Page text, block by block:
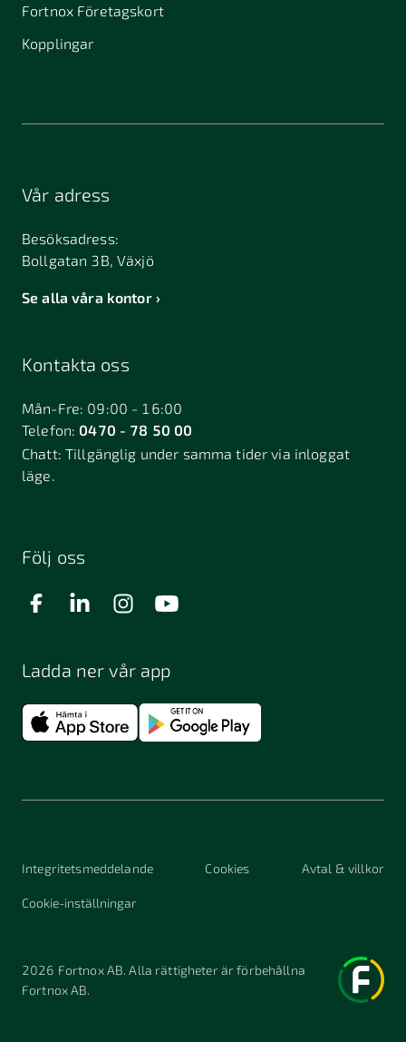
Fortnox Företagskort
Kopplingar
Vår adress
Besöksadress:
Bollgatan 3B, Växjö
Se alla våra kontor
Kontakta oss
Mån-Fre: 09:00 - 16:00
Telefon:0470 - 78 50 00
Chatt:Tillgänglig under samma tider via inloggat
läge.
Följ oss
Ladda ner vår app
Integritetsmeddelande Cookies Avtal & villkor
Cookie-inställningar
2026 Fortnox AB. Alla rättigheter är förbehållna
Fortnox AB.